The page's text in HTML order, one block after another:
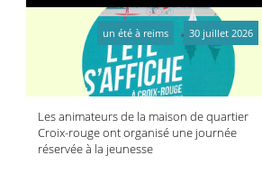
Les animateurs de la maison de quartier
Croix-rouge ont organisé une journée
réservée à la jeunesse
un été à reims 30 juillet 2026